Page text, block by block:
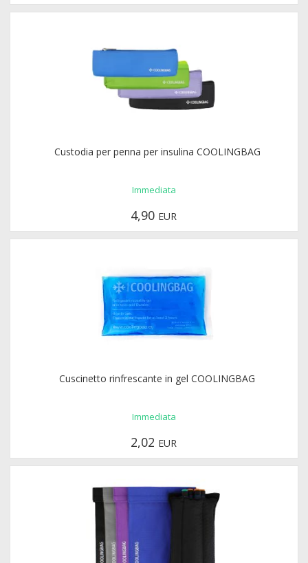
Custodia per penna per insulina COOLINGBAG
Immediata
4,90 EUR
Cuscinetto rinfrescante in gel COOLINGBAG
Immediata
2,02 EUR